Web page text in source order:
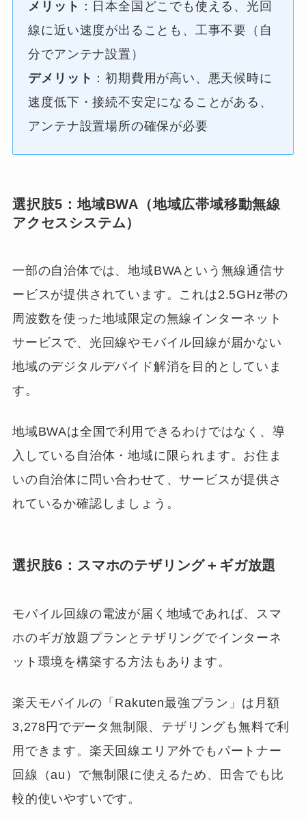
メリット ：日本全国どこでも使える、光回
線に近い速度が出ることも、工事不要（自
分でアンテナ設置）
デメリット ：初期費用が高い、悪天候時に
速度低下・接続不安定になることがある、
アンテナ設置場所の確保が必要
選択肢5：地域BWA（地域広帯域移動無線
アクセスシステム）
一部の自治体では、地域BWAという無線通信サ
ービスが提供されています。これは2.5GHz帯の
周波数を使った地域限定の無線インターネット
サービスで、光回線やモバイル回線が届かない
地域のデジタルデバイド解消を目的としていま
す。
地域BWAは全国で利用できるわけではなく、導
入している自治体・地域に限られます。お住ま
いの自治体に問い合わせて、サービスが提供さ
れているか確認しましょう。
選択肢6：スマホのテザリング＋ギガ放題
モバイル回線の電波が届く地域であれば、スマ
ホのギガ放題プランとテザリングでインターネ
ット環境を構築する方法もあります。
楽天モバイルの「Rakuten最強プラン」は月額
3,278円でデータ無制限、テザリングも無料で利
用できます。楽天回線エリア外でもパートナー
回線（au）で無制限に使えるため、田舎でも比
較的使いやすいです。